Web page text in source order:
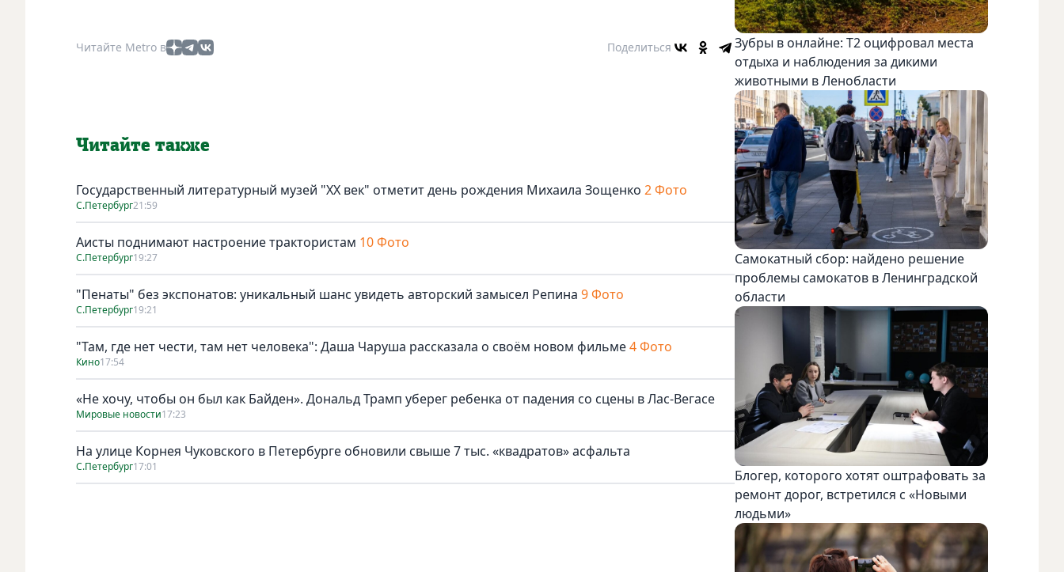
Читайте Metro в Поделиться
Читайте также
Государственный литературный музей "ХХ век" отметит день рождения Михаила Зощенко 2 Фото
С.Петербург21:59
Аисты поднимают настроение трактористам 10 Фото
С.Петербург19:27
"Пенаты" без экспонатов: уникальный шанс увидеть авторский замысел Репина 9 Фото
С.Петербург19:21
"Там, где нет чести, там нет человека": Даша Чаруша рассказала о своём новом фильме4 Фото
Кино17:54
«Не хочу, чтобы он был как Байден». Дональд Трамп уберег ребенка от падения со сцены в Лас-Вегасе
Мировые новости17:23
На улице Корнея Чуковского в Петербурге обновили свыше 7 тыс. «квадратов» асфальта
С.Петербург17:01
Зубры в онлайне: Т2 оцифровал места
отдыха и наблюдения за дикими
животными в Ленобласти
Самокатный сбор: найдено решение
проблемы самокатов в Ленинградской
области
Блогер, которого хотят оштрафовать за
ремонт дорог, встретился с «Новыми
людьми»